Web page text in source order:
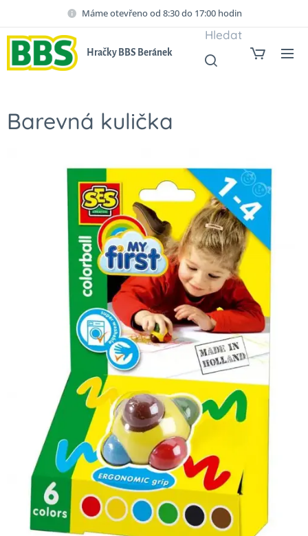
Máme otevřeno od 8:30 do 17:00 hodin
Hračky BBS Beránek
Hledat
Barevná kulička